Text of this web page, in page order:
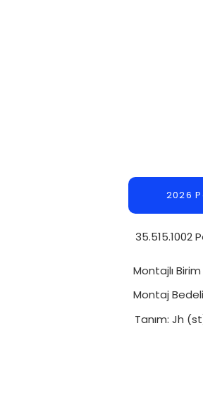
2026
35.515.1002
Montajlı
Montaj
Tanım: Jh